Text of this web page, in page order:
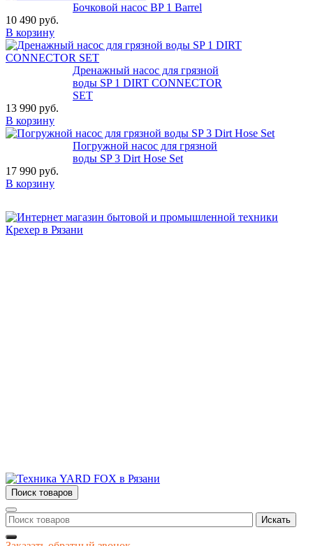
Бочковой насос BP 1 Barrel
10 490 руб.
В корзину
Дренажный насос для грязной
воды SP 1 DIRT CONNECTOR
SET
13 990 руб.
В корзину
Погружной насос для грязной
воды SP 3 Dirt Hose Set
17 990 руб.
В корзину
Поиск товаров
Искать